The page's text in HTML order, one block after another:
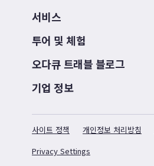
서비스
투어 및 체험
오다큐 트래블 블로그
기업 정보
사이트 정책 개인정보 처리방침
Privacy Settings